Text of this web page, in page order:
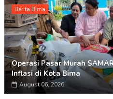
Berita Bima
Operasi Pasar Murah
Inflasi di Kota Bima
August 06, 2026